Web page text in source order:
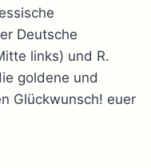
Deutsche
links) und R.
goldene und
Glückwunsch! euer